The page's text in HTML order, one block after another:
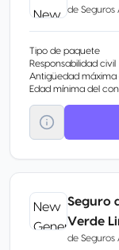
de Seguros
Tipo de paquete
Responsabilidad civil
Antigüedad máxima
Edad mínima del
Seguro
Verde
de Seguros